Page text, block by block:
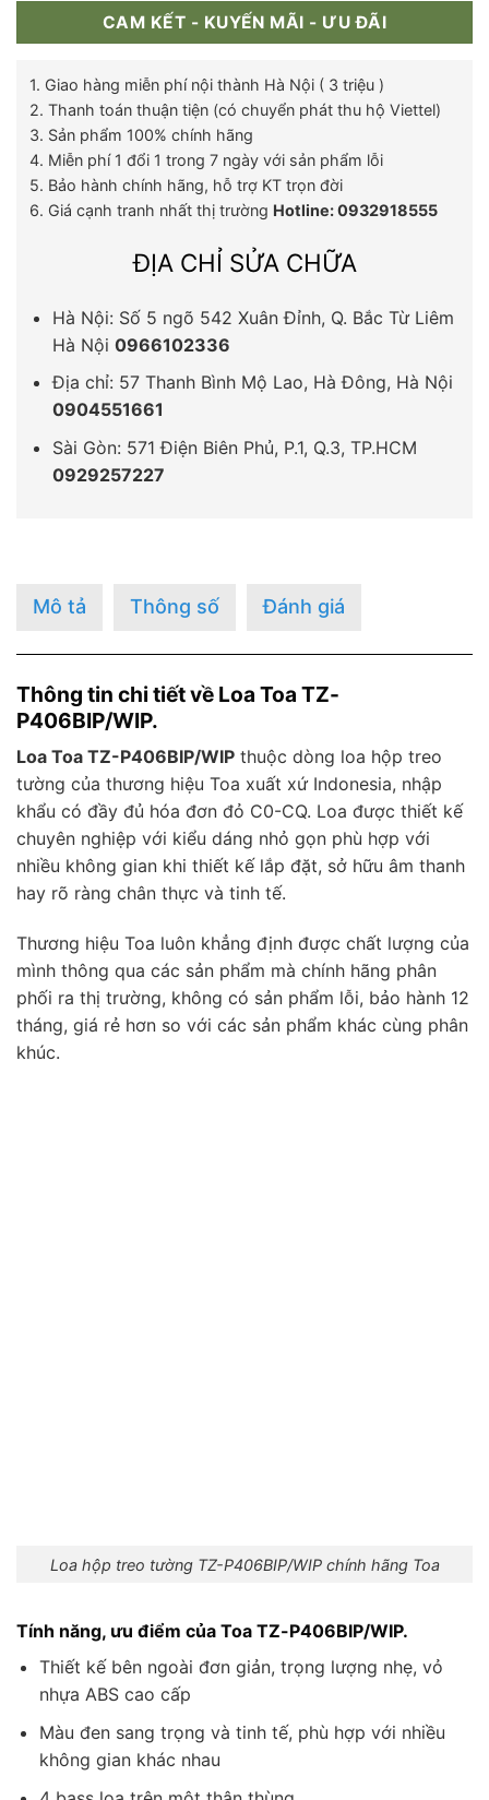
CAM KẾT - KUYẾN MÃI - ƯU ĐÃI
1. Giao hàng miễn phí nội thành Hà Nội ( 3 triệu )
2. Thanh toán thuận tiện (có chuyển phát thu hộ Viettel)
3. Sản phẩm 100% chính hãng
4. Miễn phí 1 đổi 1 trong 7 ngày với sản phẩm lỗi
5. Bảo hành chính hãng, hỗ trợ KT trọn đời
6. Giá cạnh tranh nhất thị trường Hotline: 0932918555
ĐỊA CHỈ SỬA CHỮA
Hà Nội: Số 5 ngõ 542 Xuân Đỉnh, Q. Bắc Từ Liêm
Hà Nội 0966102336
Địa chỉ: 57 Thanh Bình Mộ Lao, Hà Đông, Hà Nội
0904551661
Sài Gòn: 571 Điện Biên Phủ, P.1, Q.3, TP.HCM
0929257227
Mô tả Thông số Đánh giá
Thông tin chi tiết về Loa Toa TZ-
P406BIP/WIP.
Loa Toa TZ-P406BIP/WIP thuộc dòng loa hộp treo
tường của thương hiệu Toa xuất xứ Indonesia, nhập
khẩu có đầy đủ hóa đơn đỏ C0-CQ. Loa được thiết kế
chuyên nghiệp với kiểu dáng nhỏ gọn phù hợp với
nhiều không gian khi thiết kế lắp đặt, sở hữu âm thanh
hay rõ ràng chân thực và tinh tế.
Thương hiệu Toa luôn khẳng định được chất lượng của
mình thông qua các sản phẩm mà chính hãng phân
phối ra thị trường, không có sản phẩm lỗi, bảo hành 12
tháng, giá rẻ hơn so với các sản phẩm khác cùng phân
khúc.
Loa hộp treo tường TZ-P406BIP/WIP chính hãng Toa
Tính năng, ưu điểm của Toa TZ-P406BIP/WIP.
Thiết kế bên ngoài đơn giản, trọng lượng nhẹ, vỏ
nhựa ABS cao cấp
Màu đen sang trọng và tinh tế, phù hợp với nhiều
không gian khác nhau